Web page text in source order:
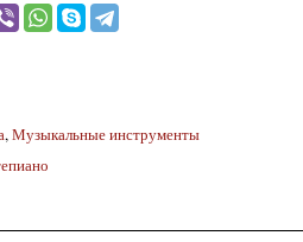
,Музыкальные инструменты